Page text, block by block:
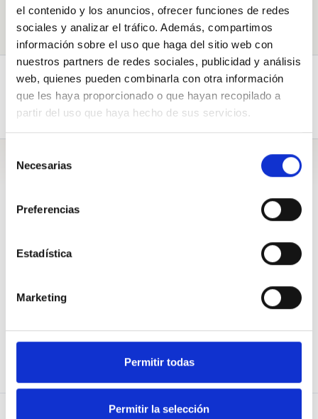
el contenido y los anuncios, ofrecer funciones de redes
sociales y analizar el tráfico. Además, compartimos
información sobre el uso que haga del sitio web con
nuestros partners de redes sociales, publicidad y análisis
web, quienes pueden combinarla con otra información
que les haya proporcionado o que hayan recopilado a
partir del uso que haya hecho de sus servicios.
Necesarias
Preferencias
Estadística
Marketing
Permitir todas
Permitir la selección
Erantzunak (1) Debateak (1)
Biografia
Erantzunak
AVigilantes en Lucha ¡ Nos Levantamos !